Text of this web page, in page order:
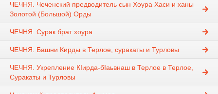
ЧЕЧНЯ. Чеченский предводитель сын Хоура Хаси и ханы
Золотой (Большой) Орды
ЧЕЧНЯ. Сурак брат хоура
ЧЕЧНЯ. Башни Кирды в Терлое, суракаты и Турловы
ЧЕЧНЯ. Укрепление КIирда-бIаьвнаш в Терлое в Терлое,
Суракаты и Турловы